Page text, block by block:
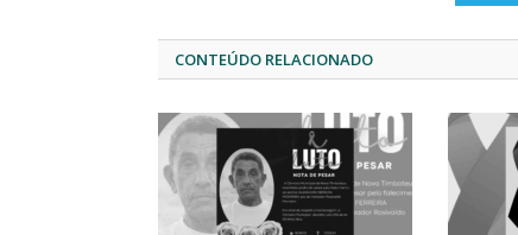
CONTEÚDO RELACIONADO